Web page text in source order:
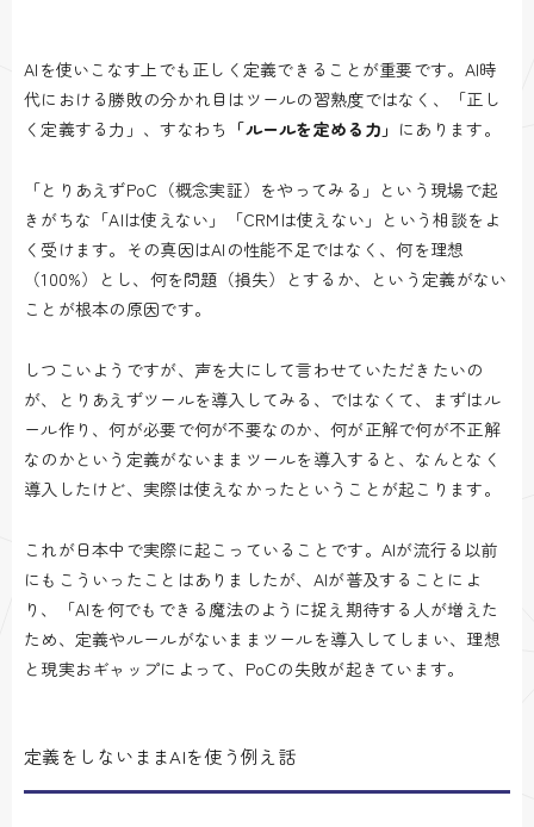
AIを使いこなす上でも正しく定義できることが重要です。AI時
代における勝敗の分かれ目はツールの習熟度ではなく、「正し
く定義する力」、すなわち 「ルールを定める力」 にあります。
「とりあえずPoC（概念実証）をやってみる」という現場で起
きがちな「AIは使えない」「CRMは使えない」という相談をよ
く受けます。その真因はAIの性能不足ではなく、何を理想
（100%）とし、何を問題（損失）とするか、という定義がない
ことが根本の原因です。
しつこいようですが、声を大にして言わせていただきたいの
が、とりあえずツールを導入してみる、ではなくて、まずはル
ール作り、何が必要で何が不要なのか、何が正解で何が不正解
なのかという定義がないままツールを導入すると、なんとなく
導入したけど、実際は使えなかったということが起こります。
これが日本中で実際に起こっていることです。AIが流行る以前
にもこういったことはありましたが、AIが普及することによ
り、「AIを何でもできる魔法のように捉え期待する人が増えた
ため、定義やルールがないままツールを導入してしまい、理想
と現実おギャップによって、PoCの失敗が起きています。
定義をしないままAIを使う例え話